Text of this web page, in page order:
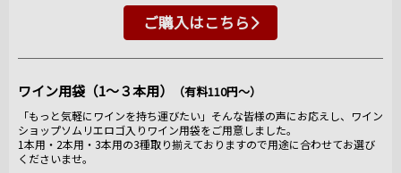
ご購入はこちら
ワイン用袋（1～３本用） （有料110円～）
「もっと気軽にワインを持ち運びたい」そんな皆様の声にお応えし、ワイン
ショップソムリエロゴ入りワイン用袋をご用意しました。
1本用・2本用・3本用の3種取り揃えておりますので用途に合わせてお選び
くださいませ。